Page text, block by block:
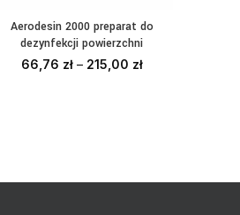
WYBIERZ OPCJE
Aerodesin 2000 preparat do
dezynfekcji powierzchni
66,76 zł– 215,00 zł